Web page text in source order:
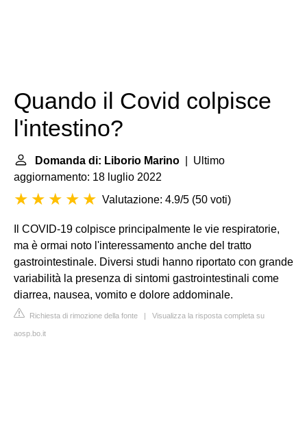
Quando il Covid colpisce
l'intestino?
Domanda di: Liborio Marino | Ultimo
aggiornamento: 18 luglio 2022
Valutazione: 4.9/5 (50 voti)
Il COVID-19 colpisce principalmente le vie respiratorie,
ma è ormai noto l'interessamento anche del tratto
gastrointestinale. Diversi studi hanno riportato con grande
variabilità la presenza di sintomi gastrointestinali come
diarrea, nausea, vomito e dolore addominale.
Richiesta di rimozione della fonte | Visualizza la risposta completa su
aosp.bo.it